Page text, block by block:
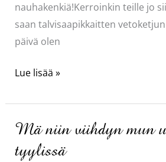
nauhakenkiä!Kerroinkin teille jo
saan talvisaapikkaitten
päivä olen
Tyylittömyyden
Lue lisää »
Mä niin viihdyn mun
tyylissä